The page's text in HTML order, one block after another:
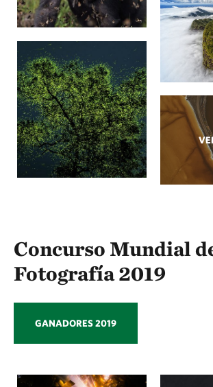
Concurso Mundial
Fotografía 2019
GANADORES 2019